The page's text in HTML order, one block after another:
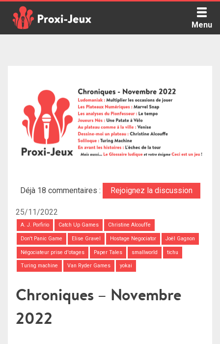
content
Menu
Déjà 18 commentaires : Rejoignez la discussion
25/11/2022
A. J. Porfirio Catch Up Games Christine Alcouffe
Don't Panic Game Elise Gravel Hostage Negociator Joël Gagnon
Négociateur prise d'otages Paper Tales smallworld tichu
Turing machine Van Ryder Games yokai
Chroniques – Novembre
2022